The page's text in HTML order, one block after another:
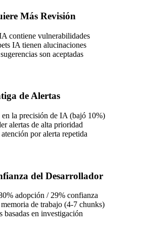
Más Revisión
contiene vulnerabilidades
IA tienen alucinaciones
son aceptadas
de Alertas
la precisión de IA (bajó 10%)
alertas de alta prioridad
por alerta repetida
del Desarrollador
adopción / 29% confianza
de trabajo (4-7 chunks)
basadas en investigación